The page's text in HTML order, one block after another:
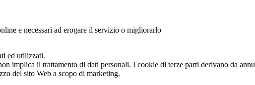
e necessari ad erogare il servizio o migliorarlo
ed utilizzati.
implica il trattamento di dati personali. I cookie di terze parti derivano da
del sito Web a scopo di marketing.